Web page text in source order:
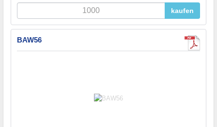
kaufen
BAW56